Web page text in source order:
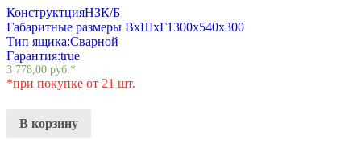
КонструктцияНЗК/Б
Габаритные размеры ВхШхГ1300х540х300
Тип ящика:Сварной
Гарантия:true
3 778,00 руб.*
*при покупке от 21 шт.
В корзину